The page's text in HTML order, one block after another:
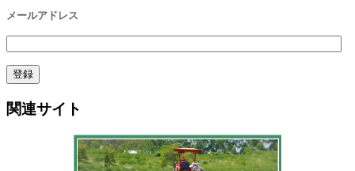
メールアドレス
関連サイト